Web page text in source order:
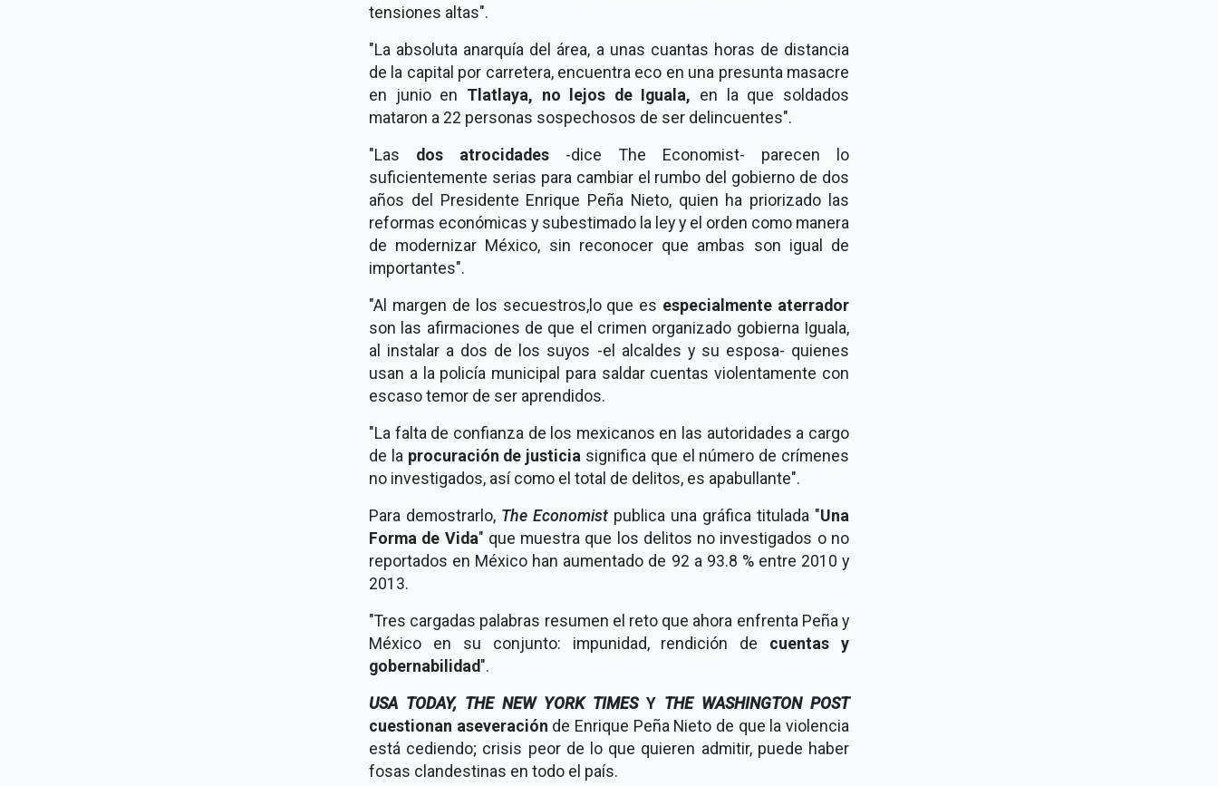
tensiones altas".
"La absoluta anarquía del área, a unas cuantas horas de distancia
de la capital por carretera, encuentra eco en una presunta masacre
en junio en Tlatlaya, no lejos de Iguala, en la que soldados
mataron a 22 personas sospechosos de ser delincuentes".
"Las dos atrocidades -dice The Economist- parecen lo
suficientemente serias para cambiar el rumbo del gobierno de dos
años del Presidente Enrique Peña Nieto, quien ha priorizado las
reformas económicas y subestimado la ley y el orden como manera
de modernizar México, sin reconocer que ambas son igual de
importantes".
"Al margen de los secuestros,lo que es especialmente aterrador
son las afirmaciones de que el crimen organizado gobierna Iguala,
al instalar a dos de los suyos -el alcaldes y su esposa- quienes
usan a la policía municipal para saldar cuentas violentamente con
escaso temor de ser aprendidos.
"La falta de confianza de los mexicanos en las autoridades a cargo
de la procuración de justicia significa que el número de crímenes
no investigados, así como el total de delitos, es apabullante".
Para demostrarlo, The Economist publica una gráfica titulada "Una
Forma de Vida" que muestra que los delitos no investigados o no
reportados en México han aumentado de 92 a 93.8 % entre 2010 y
2013.
"Tres cargadas palabras resumen el reto que ahora enfrenta Peña y
México en su conjunto: impunidad, rendición de cuentas y
gobernabilidad ".
USA TODAY, THE NEW YORK TIMESY THE WASHINGTON POST
cuestionan aseveración de Enrique Peña Nieto de que la violencia
está cediendo; crisis peor de lo que quieren admitir, puede haber
fosas clandestinas en todo el país.